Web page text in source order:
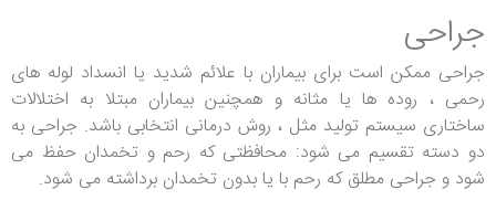
جراحی
جراحی ممکن است برای بیماران با علائم شدید یا انسداد لوله های
رحمی ، روده ها یا مثانه و همچنین بیماران مبتلا به اختلالات
ساختاری سیستم تولید مثل ، روش درمانی انتخابی باشد. جراحی به
دو دسته تقسیم می شود: محافظتی که رحم و تخمدان حفظ می
شود و جراحی مطلق که رحم با یا بدون تخمدان برداشته می شود.